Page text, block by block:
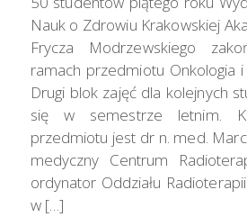
Nauk o Zdrowiu Krakowskiej
Frycza Modrzewskiego
ramach przedmiotu Onkologia
Drugi blok zajęć dla kolejnych
się w semestrze letnim.
przedmiotu jest dr n. med.
medyczny Centrum
ordynator Oddziału
w […]